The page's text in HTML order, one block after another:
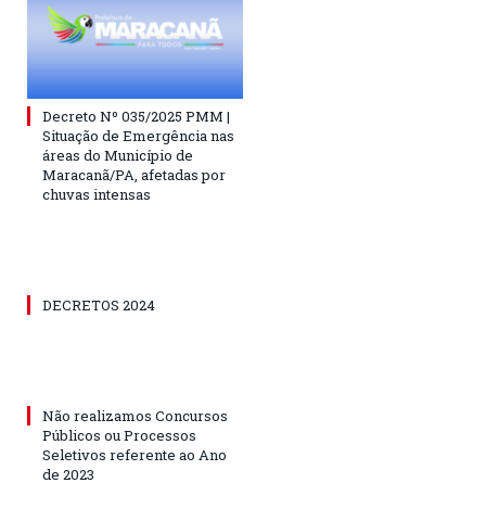
Decreto Nº 035/2025 PMM |
Situação de Emergência nas
áreas do Município de
Maracanã/PA, afetadas por
chuvas intensas
DECRETOS 2024
Não realizamos Concursos
Públicos ou Processos
Seletivos referente ao Ano
de 2023